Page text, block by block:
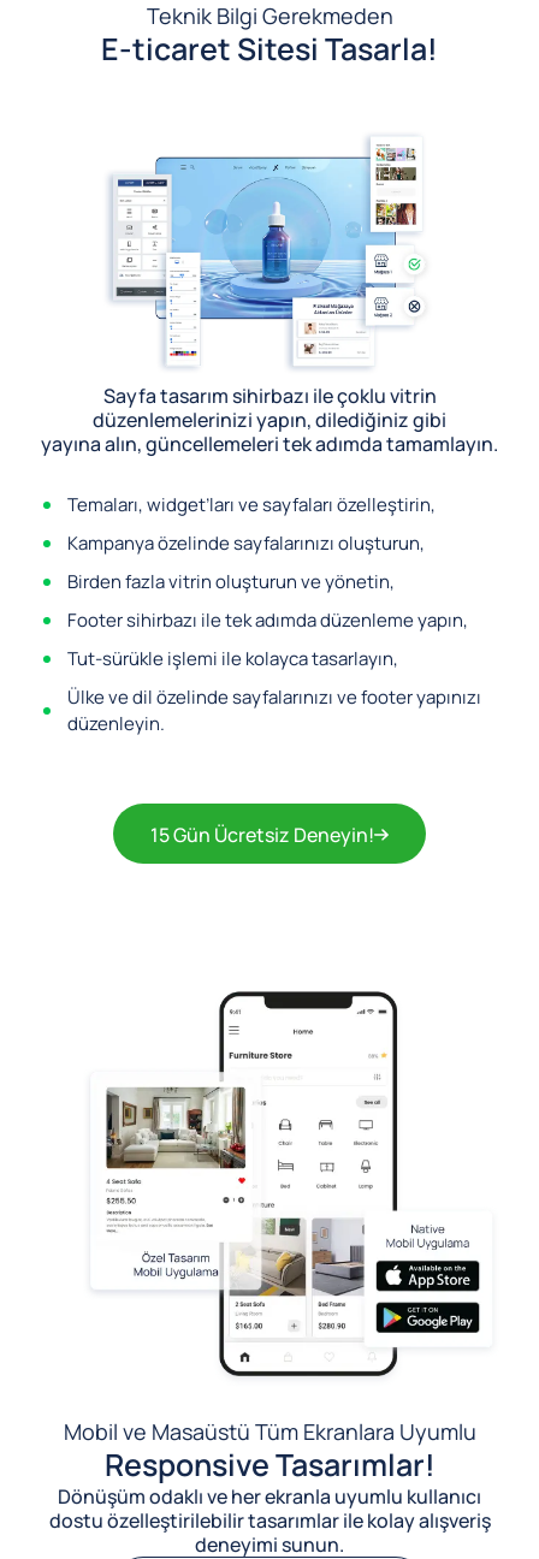
Teknik Bilgi Gerekmeden
E-ticaret Sitesi Tasarla!
Sayfa tasarım sihirbazı ile çoklu vitrin
düzenlemelerinizi yapın, dilediğiniz gibi
yayına alın, güncellemeleri tek adımda tamamlayın.
Temaları, widget’ları ve sayfaları özelleştirin,
Kampanya özelinde sayfalarınızı oluşturun,
Birden fazla vitrin oluşturun ve yönetin,
Footer sihirbazı ile tek adımda düzenleme yapın,
Tut-sürükle işlemi ile kolayca tasarlayın,
Ülke ve dil özelinde sayfalarınızı ve footer yapınızı
düzenleyin.
15 Gün Ücretsiz Deneyin!
Mobil ve Masaüstü Tüm Ekranlara Uyumlu
Responsive Tasarımlar!
Dönüşüm odaklı ve her ekranla uyumlu kullanıcı
dostu özelleştirilebilir tasarımlar ile kolay alışveriş
deneyimi sunun.